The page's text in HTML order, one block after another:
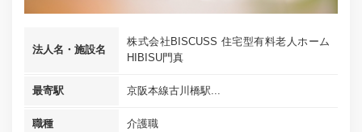
法人名・施設名
株式会社BISCUSS 住宅型有料老人ホーム
HIBISU門真
最寄駅 京阪本線古川橋駅...
職種 介護職